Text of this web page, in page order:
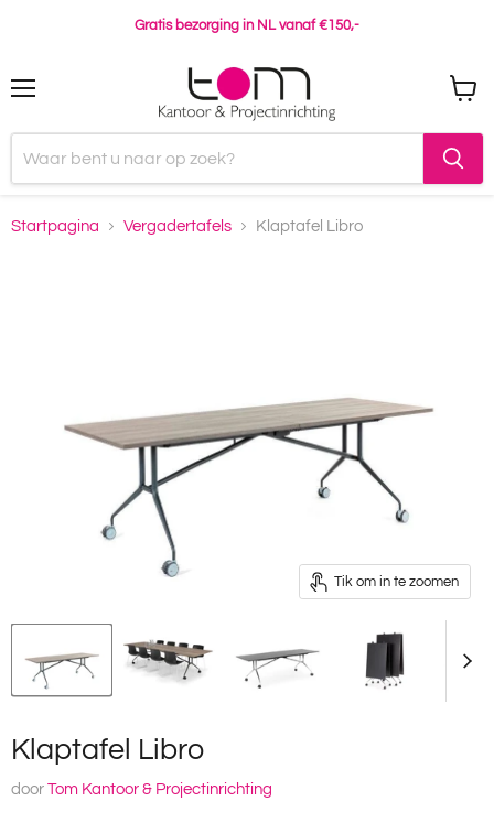
Gratis bezorging in NL vanaf €150,-
Startpagina Vergadertafels Klaptafel Libro
Tik om in te zoomen
Klaptafel Libro
door Tom Kantoor & Projectinrichting